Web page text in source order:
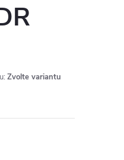
Zvolte variantu